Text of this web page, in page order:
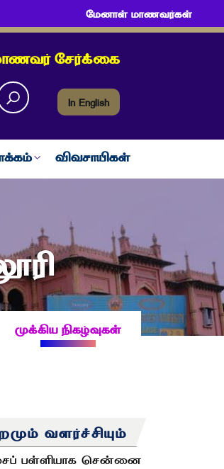
மேனாள் மாணவர்கள்
சேர்க்கை
In English
விவசாயிகள்
முக்கிய நிகழ்வுகள்
வளர்ச்சியும்
பள்ளியாக சென்னை